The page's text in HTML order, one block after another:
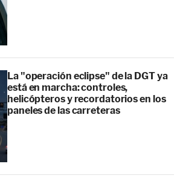
La "operación eclipse" de la DGT ya
está en marcha: controles,
helicópteros y recordatorios en los
paneles de las carreteras